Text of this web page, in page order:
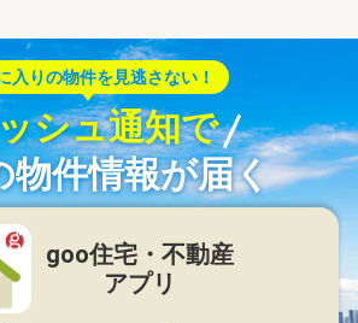
入りの物件を見逃さない！
シュ通知で
物件情報が届く
goo住宅・不動産
アプリ